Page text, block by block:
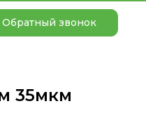
Обратный звонок
35мкм